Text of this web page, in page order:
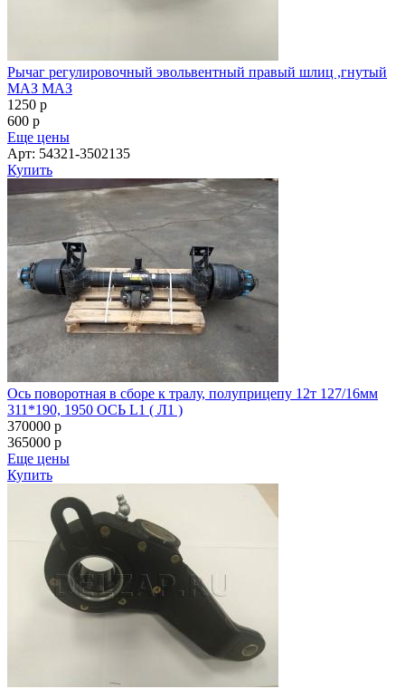
Рычаг регулировочный эвольвентный правый шлиц ,гнутый
МАЗ МАЗ
1250 p
600 p
Еще цены
Арт: 54321-3502135
Купить
Ось поворотная в сборе к тралу, полуприцепу 12т 127/16мм
311*190, 1950 ОСЬ L1 ( Л1 )
370000 p
365000 p
Еще цены
Купить